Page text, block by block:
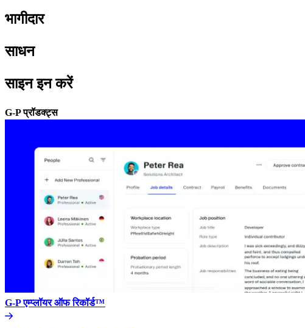
भागीदार​​
साधन​​
साइन इन करें​​
G-P प्रॉडक्ट्स​​
G-P एम्प्लॉयर ऑफ रिकॉर्ड™​​